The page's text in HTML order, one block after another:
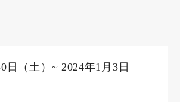
日（土）~ 2024年1月3日